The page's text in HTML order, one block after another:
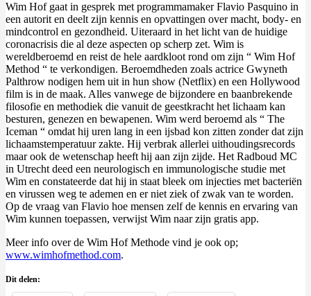
Wim Hof gaat in gesprek met programmamaker Flavio Pasquino in
een autorit en deelt zijn kennis en opvattingen over macht, body- en
mindcontrol en gezondheid. Uiteraard in het licht van de huidige
coronacrisis die al deze aspecten op scherp zet. Wim is
wereldberoemd en reist de hele aardkloot rond om zijn “ Wim Hof
Method “ te verkondigen. Beroemdheden zoals actrice Gwyneth
Palthrow nodigen hem uit in hun show (Netflix) en een Hollywood
film is in de maak. Alles vanwege de bijzondere en baanbrekende
filosofie en methodiek die vanuit de geestkracht het lichaam kan
besturen, genezen en bewapenen. Wim werd beroemd als “ The
Iceman “ omdat hij uren lang in een ijsbad kon zitten zonder dat zijn
lichaamstemperatuur zakte. Hij verbrak allerlei uithoudingsrecords
maar ook de wetenschap heeft hij aan zijn zijde. Het Radboud MC
in Utrecht deed een neurologisch en immunologische studie met
Wim en constateerde dat hij in staat bleek om injecties met bacteriën
en virussen weg te ademen en er niet ziek of zwak van te worden.
Op de vraag van Flavio hoe mensen zelf de kennis en ervaring van
Wim kunnen toepassen, verwijst Wim naar zijn gratis app.
Meer info over de Wim Hof Methode vind je ook op;
www.wimhofmethod.com.
Dit delen: